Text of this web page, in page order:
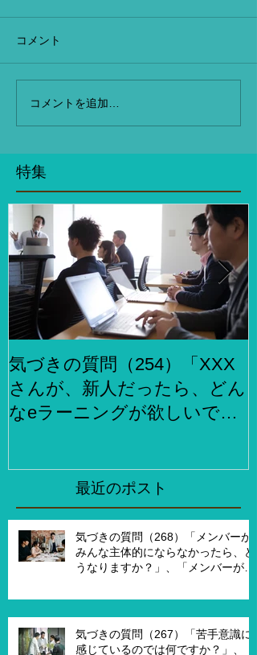
コメント
コメントを追加…
特集
気づきの質問（254）「XXX
さんが、新人だったら、どん
なeラーニングが欲しいです
のですか？」最近のポスト
気づきの質問（268）「メンバーが
みんな主体的にならなかったら、ど
うなりますか？」、「メンバーが主
を実現したいですか？」、「XXさん
トを受ければ、主体的になります
か？」
気づきの質問（267）「苦手意識に
感じているのでは何ですか？」、